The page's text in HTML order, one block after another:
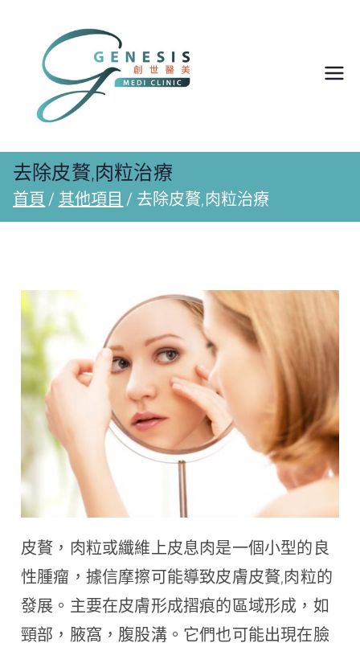
Hill的醫
學美容診
Genesis
Medi
Clinic
去除皮贅,肉粒治療
首頁 其他項目 去除皮贅,肉粒治療
皮贅，肉粒或纖維上皮息肉是一個小型的良
性腫瘤，據信摩擦可能導致皮膚皮贅,肉粒的
發展。主要在皮膚形成摺痕的區域形成，如
頸部，腋窩，腹股溝。它們也可能出現在臉